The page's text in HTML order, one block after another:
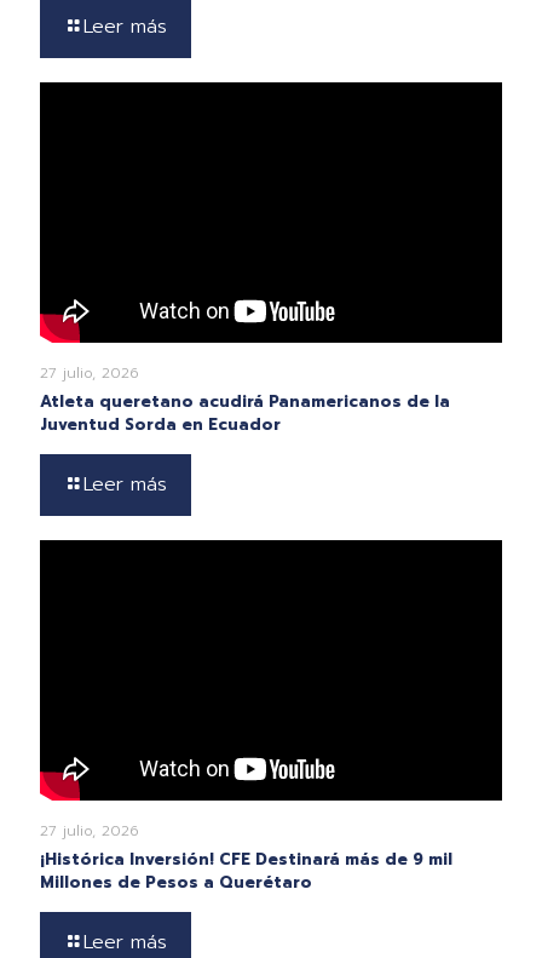
Leer más
27 julio, 2026
Atleta queretano acudirá Panamericanos de la
Juventud Sorda en Ecuador
Leer más
27 julio, 2026
¡Histórica Inversión! CFE Destinará más de 9 mil
Millones de Pesos a Querétaro
Leer más